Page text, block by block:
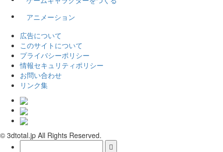
アニメーション
広告について
このサイトについて
プライバシーポリシー
情報セキュリティポリシー
お問い合わせ
リンク集
© 3dtotal.jp All Rights Reserved.